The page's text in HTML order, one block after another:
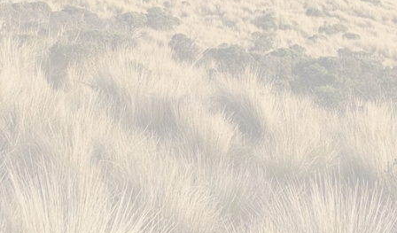
In cooperation with
Munich Re Foundation